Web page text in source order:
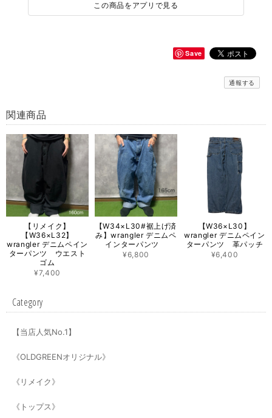
この商品をアプリで見る
Save
通報する
関連商品
【リメイク】
【W36×L32】
wrangler デニムペイン
ターパンツ ウエスト
ゴム
¥7,400
【W34×L30#裾上げ済
み】wrangler デニムペ
インターパンツ
¥6,800
【W36×L30】
wrangler デニムペイン
ターパンツ 革パッチ
¥6,400
Category
【当店人気No.1】
《OLDGREENオリジナル》
《リメイク》
《トップス》